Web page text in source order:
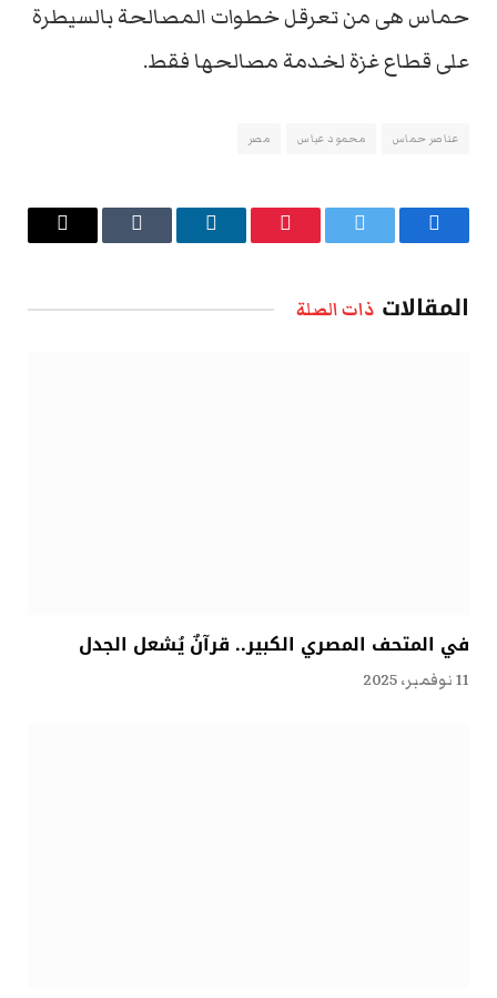
حماس هى من تعرقل خطوات المصالحة بالسيطرة
على قطاع غزة لخدمة مصالحها فقط.
عناصر حماس محمود عباس مصر
فيسبوك تويتر بينتيريستلينكدإن Tumblr
البريد
المقالات ذات الصلة
في المتحف المصري الكبير.. قرآنٌ يُشعل الجدل
11 نوفمبر، 2025